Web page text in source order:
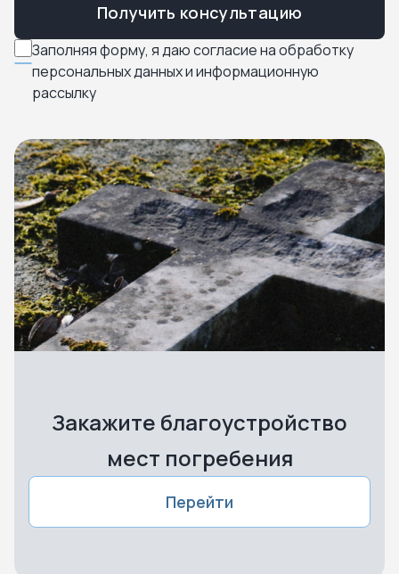
Заполняя форму, я даю согласие на обработку
персональных данных и информационную
рассылку
Получить консультацию
Закажите благоустройство
мест погребения
Перейти